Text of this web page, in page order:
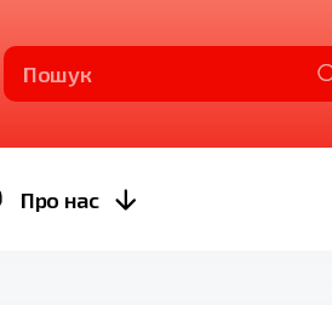
Пошук
Про нас